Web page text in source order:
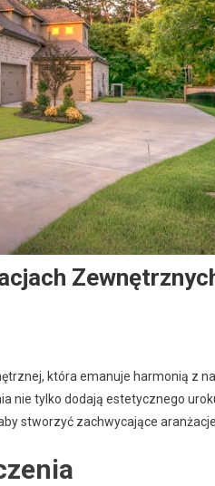
która emanuje harmonią z
nie tylko dodają estetycznego
stworzyć zachwycające